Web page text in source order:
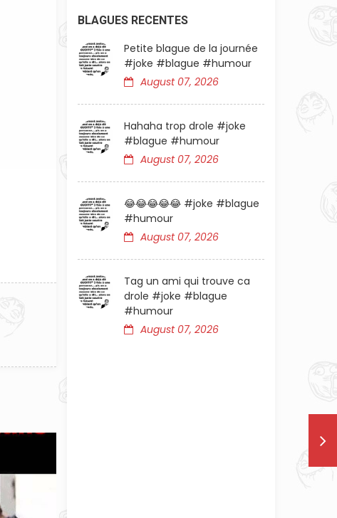
BLAGUES RECENTES
Petite blague de la journée
#joke #blague #humour
August 07, 2026
Hahaha trop drole #joke
#blague #humour
August 07, 2026
😂😂😂😂😂 #joke #blague
#humour
August 07, 2026
Tag un ami qui trouve ca
drole #joke #blague
#humour
August 07, 2026